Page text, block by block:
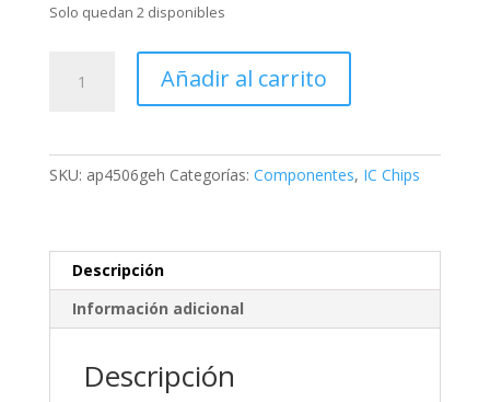
Solo quedan 2 disponibles
252-
4L
SMD,
Añadir al carrito
SKU: ap4506geh Categorías: Componentes, IC Chips
Descripción
Información adicional
Descripción